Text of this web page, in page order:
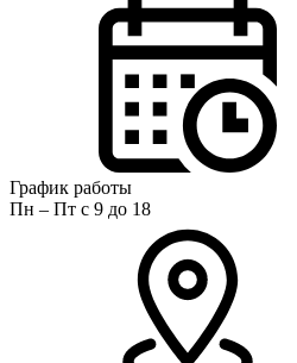
График работы
Пн – Пт с 9 до 18